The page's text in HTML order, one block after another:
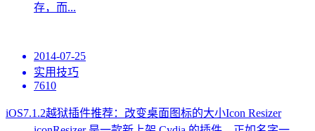
存，而...
2014-07-25
实用技巧
7610
iOS7.1.2越狱插件推荐：改变桌面图标的大小Icon Resizer